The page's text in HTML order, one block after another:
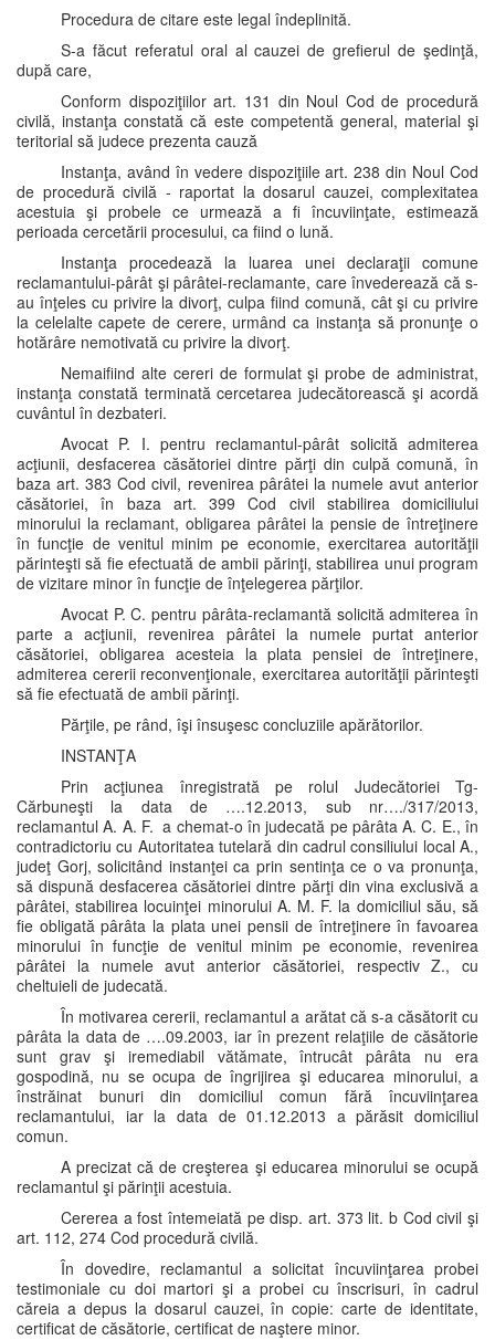
Procedura de citare este legal îndeplinită.
S-a făcut referatul oral al cauzei de grefierul de şedinţă,
după care,
Conform dispoziţiilor art. 131 din Noul Cod de procedură
civilă, instanţa constată că este competentă general, material şi
teritorial să judece prezenta cauză
Instanţa, având în vedere dispoziţiile art. 238 din Noul Cod
de procedură civilă - raportat la dosarul cauzei, complexitatea
acestuia şi probele ce urmează a fi încuviinţate, estimează
perioada cercetării procesului, ca fiind o lună.
Instanţa procedează la luarea unei declaraţii comune
reclamantului-pârât şi pârâtei-reclamante, care învederează că s-
au înţeles cu privire la divorţ, culpa fiind comună, cât şi cu privire
la celelalte capete de cerere, urmând ca instanţa să pronunţe o
hotărâre nemotivată cu privire la divorţ.
Nemaifiind alte cereri de formulat şi probe de administrat,
instanţa constată terminată cercetarea judecătorească şi acordă
cuvântul în dezbateri.
Avocat P. I. pentru reclamantul-pârât solicită admiterea
acţiunii, desfacerea căsătoriei dintre părţi din culpă comună, în
baza art. 383 Cod civil, revenirea pârâtei la numele avut anterior
căsătoriei, în baza art. 399 Cod civil stabilirea domiciliului
minorului la reclamant, obligarea pârâtei la pensie de întreţinere
în funcţie de venitul minim pe economie, exercitarea autorităţii
părinteşti să fie efectuată de ambii părinţi, stabilirea unui program
de vizitare minor în funcţie de înţelegerea părţilor.
Avocat P. C. pentru pârâta-reclamantă solicită admiterea în
parte a acţiunii, revenirea pârâtei la numele purtat anterior
căsătoriei, obligarea acesteia la plata pensiei de întreţinere,
admiterea cererii reconvenţionale, exercitarea autorităţii părinteşti
să fie efectuată de ambii părinţi.
Părţile, pe rând, îşi însuşesc concluziile apărătorilor.
INSTANŢA
Prin acţiunea înregistrată pe rolul Judecătoriei Tg-
Cărbuneşti la data de ….12.2013, sub nr…./317/2013,
reclamantul A. A. F. a chemat-o în judecată pe pârâta A. C. E., în
contradictoriu cu Autoritatea tutelară din cadrul consiliului local A.,
judeţ Gorj, solicitând instanţei ca prin sentinţa ce o va pronunţa,
să dispună desfacerea căsătoriei dintre părţi din vina exclusivă a
pârâtei, stabilirea locuinţei minorului A. M. F. la domiciliul său, să
fie obligată pârâta la plata unei pensii de întreţinere în favoarea
minorului în funcţie de venitul minim pe economie, revenirea
pârâtei la numele avut anterior căsătoriei, respectiv Z., cu
cheltuieli de judecată.
În motivarea cererii, reclamantul a arătat că s-a căsătorit cu
pârâta la data de ….09.2003, iar în prezent relaţiile de căsătorie
sunt grav şi iremediabil vătămate, întrucât pârâta nu era
gospodină, nu se ocupa de îngrijirea şi educarea minorului, a
înstrăinat bunuri din domiciliul comun fără încuviinţarea
reclamantului, iar la data de 01.12.2013 a părăsit domiciliul
comun.
A precizat că de creşterea şi educarea minorului se ocupă
reclamantul şi părinţii acestuia.
Cererea a fost întemeiată pe disp. art. 373 lit. b Cod civil şi
art. 112, 274 Cod procedură civilă.
În dovedire, reclamantul a solicitat încuviinţarea probei
testimoniale cu doi martori şi a probei cu înscrisuri, în cadrul
căreia a depus la dosarul cauzei, în copie: carte de identitate,
certificat de căsătorie, certificat de naştere minor.